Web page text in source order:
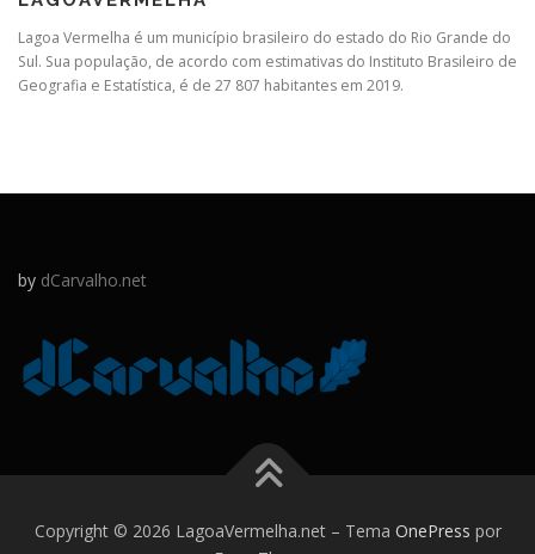
Lagoa Vermelha é um município brasileiro do estado do Rio Grande do
Sul. Sua população, de acordo com estimativas do Instituto Brasileiro de
Geografia e Estatística, é de 27 807 habitantes em 2019.
by dCarvalho.net
Copyright © 2026 LagoaVermelha.net – Tema OnePress por